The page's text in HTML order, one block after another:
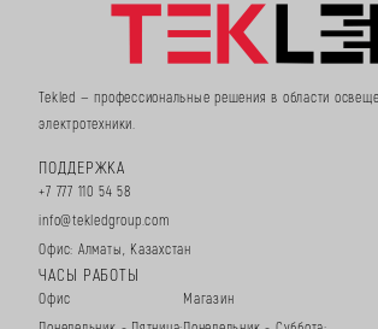
Tekled — профессиональные решения в области
электротехники.
ПОДДЕРЖКА
+7 777 110 54 58
info@tekledgroup.com
Офис: Алматы, Казахстан
ЧАСЫ РАБОТЫ
Офис
Магазин